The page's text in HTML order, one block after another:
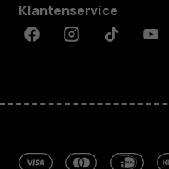
Klantenservice
FacebookInstagramTiktok